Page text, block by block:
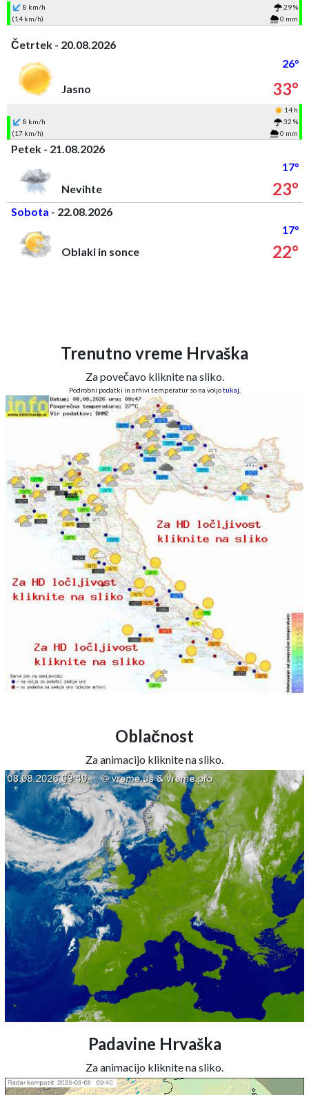
8 km/h
29 %
(14 km/h)
0 mm
Četrtek - 20.08.2026
26°
Jasno
33°
14 h
8 km/h
32 %
(17 km/h)
0 mm
Petek - 21.08.2026
17°
Nevihte
23°
Sobota - 22.08.2026
17°
Oblaki in sonce
22°
Trenutno vreme Hrvaška
Za povečavo kliknite na sliko.
Podrobni podatki in arhivi temperatur so na voljotukaj
Oblačnost
Za animacijo kliknite na sliko.
Padavine Hrvaška
Za animacijo kliknite na sliko.